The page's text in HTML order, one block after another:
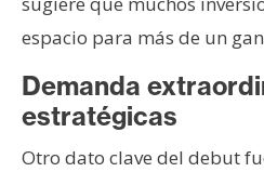
espacio para más de un
Demanda
estratégicas
Otro dato clave del debut